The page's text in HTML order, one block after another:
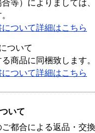
合等）によりましては
ついて詳細はこちら
ついて
る商品に同梱致します。
ついて詳細はこちら
いて
ご都合による返品・交